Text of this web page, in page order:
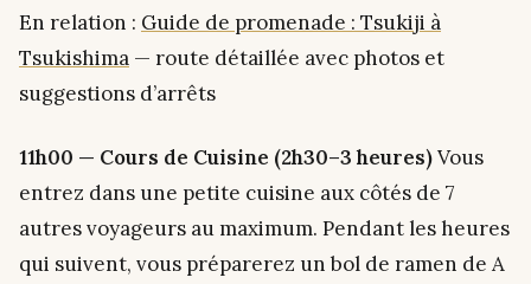
En relation : Guide de promenade : Tsukiji à
Tsukishima — route détaillée avec photos et
suggestions d’arrêts
11h00 — Cours de Cuisine (2h30–3 heures)Vous
entrez dans une petite cuisine aux côtés de 7
autres voyageurs au maximum. Pendant les heures
qui suivent, vous préparerez un bol de ramen de A